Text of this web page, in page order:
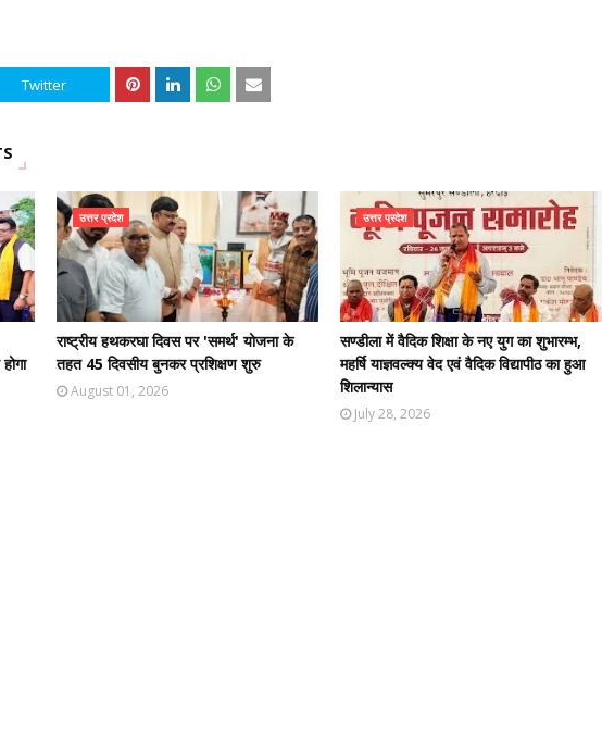
Twitter
उत्तर प्रदेश
राष्ट्रीय हथकरघा दिवस पर 'समर्थ' योजना के
तहत 45 दिवसीय बुनकर प्रशिक्षण शुरु
August 01, 2026
उत्तर प्रदेश
सण्डीला में वैदिक शिक्षा के नए युग का शुभारम्भ,
महर्षि याज्ञवल्क्य वेद एवं वैदिक विद्यापीठ का हुआ
शिलान्यास
July 28, 2026